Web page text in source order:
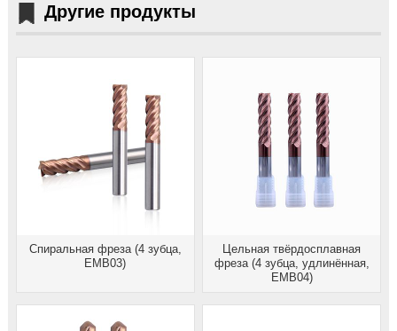
Другие продукты
Спиральная фреза (4 зубца,
EMB03)
Цельная твёрдосплавная
фреза (4 зубца, удлинённая,
EMB04)